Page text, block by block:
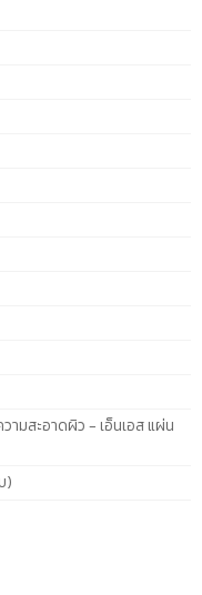
ามสะอาดผิว - เอ็นเอส แผ่น
)